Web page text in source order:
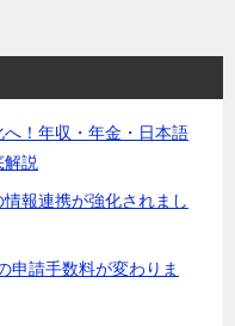
！年収・年金・日本語
解説
報連携が強化されまし
申請手数料が変わりま